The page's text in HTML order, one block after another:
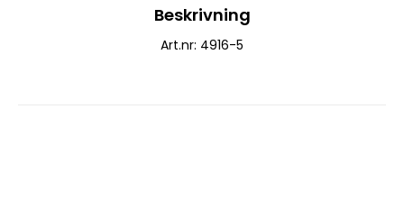
Beskrivning
Art.nr: 4916-5